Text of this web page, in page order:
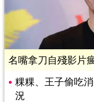
名嘴拿刀自殘影片
粿粿、王子偷吃
況